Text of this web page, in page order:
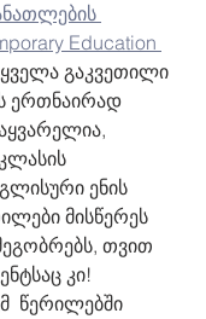
Education
ყველა გაკვეთილი
ერთნაირად
ენის
მისწერეს
თვით
კი!
წერილებში